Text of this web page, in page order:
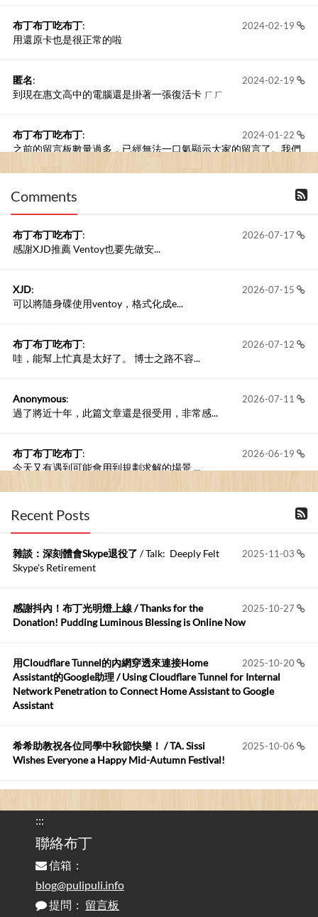
2024-02-19
布丁布丁吃布丁:
用還原卡也是很正常的啦
2024-02-19
匿名:
到現在惠文高中的電腦還是掛著一張復活卡 ㄏㄏ
2024-01-22
布丁布丁吃布丁:
之前的留言板數量過多，已經無法一口氣顯示大家的留言了。我們
Comments
2026-07-17
布丁布丁吃布丁:
感謝XJD推薦 Ventoy也要先做安...
2026-07-15
XJD:
可以將隨身碟使用ventoy，格式化成e...
2026-07-12
布丁布丁吃布丁:
哇，能幫上忙真是太好了。 博士之路不容...
2026-07-11
Anonymous:
過了將近十年，此篇文章還是很受用，非常感...
2026-06-19
布丁布丁吃布丁:
今天又有遇到可能會用到規劃求解的場景 ...
2026-06-18
布丁布丁吃布丁
kage好像也可以下載整個網站 感謝分享
Anonymous:
https://github.com/t...
2026-05-17
布丁布丁吃布丁:
我目前並沒有常駐的Google Home...
2026-05-15
Robertmycs:
這篇WinXP公用電腦安裝與優化的步驟超...
您好,首先肯定感謝您造福許多莘莘學子。有...
Recent Posts
2025-11-03
雜談：深刻體會Skype退役了 / Talk: Deeply Felt
Skype's Retirement
2025-10-27
感謝抖內！布丁光明燈上線 / Thanks for the
Donation! Pudding Luminous Blessing is Online Now
2025-10-20
用Cloudflare Tunnel的內網穿透來連接Home
Assistant的Google助理 / Using Cloudflare Tunnel for Internal
Network Penetration to Connect Home Assistant to Google
Assistant
2025-10-06
希希助教祝各位同學中秋節快樂！ / TA. Sissi
Wishes Everyone a Happy Mid-Autumn Festival!
的問題 / Are You Tired of Looking at the Computer? Pay More
Attention to Glare Than the Screen
為何桌前打字總是腰痠背痛？桌子高度和螢幕高度
對人體工學的影響 / The Effect of Desk and Monitor Height on
Ergonomics: Why Does Typing at a Desk Often Lead to Back Pain?
:::
聯絡布丁
信箱：
blog@pulipuli.info
提問： 留言板